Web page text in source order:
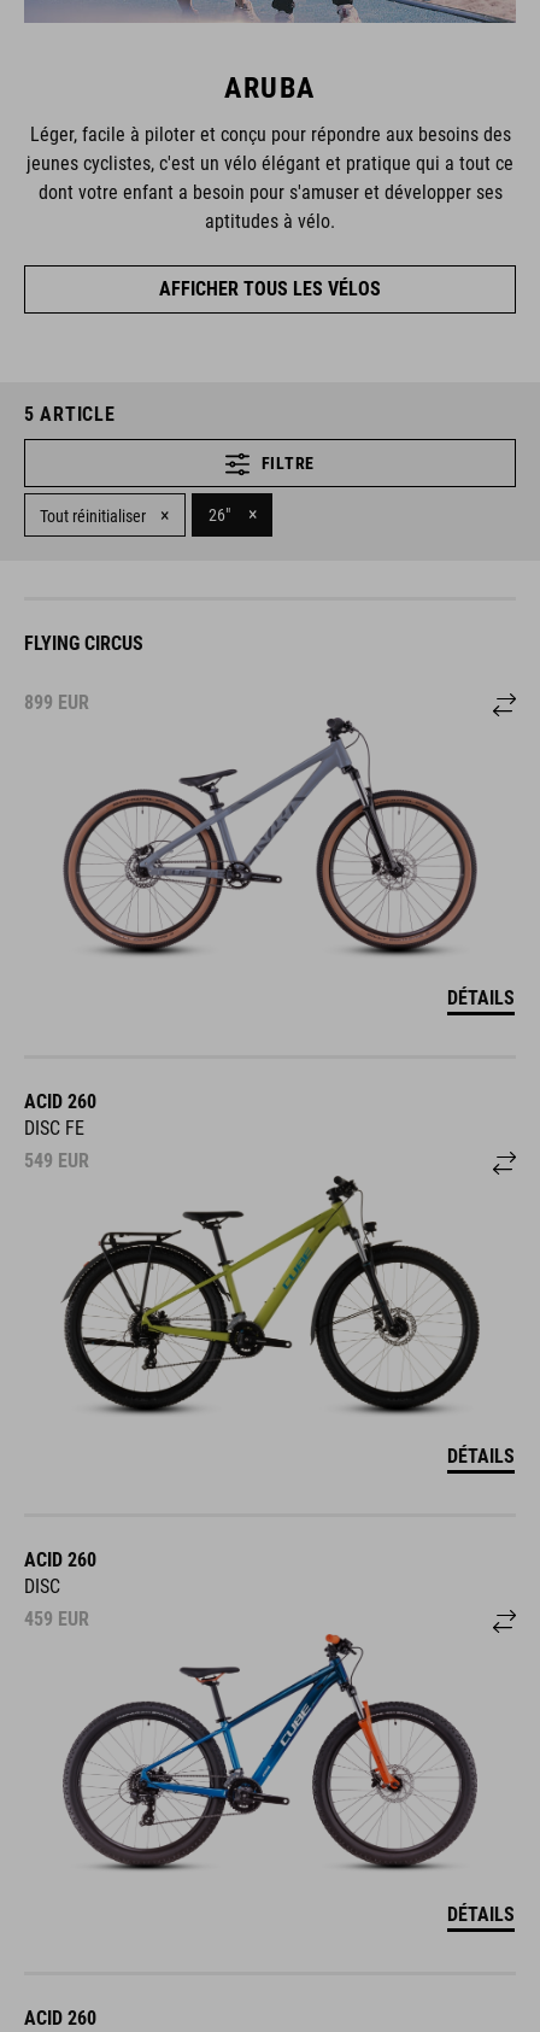
ARUBA
Léger, facile à piloter et conçu pour répondre aux besoins des
jeunes cyclistes, c'est un vélo élégant et pratique qui a tout ce
dont votre enfant a besoin pour s'amuser et développer ses
aptitudes à vélo.
AFFICHER TOUS LES VÉLOS
5 ARTICLE
FILTRE
Tout réinitialiser × 26" ×
FLYING CIRCUS
899 EUR
DÉTAILS
ACID 260
DISC FE
549 EUR
DÉTAILS
ACID 260
DISC
459 EUR
DÉTAILS
ACID 260